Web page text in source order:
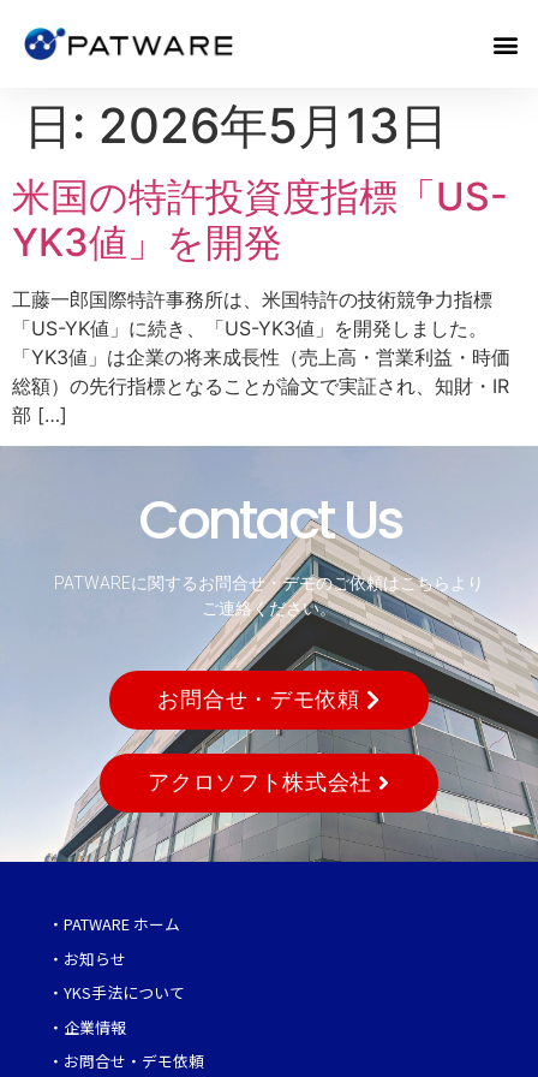
日: 2026年5月13日
米国の特許投資度指標「US-
YK3値」を開発
工藤一郎国際特許事務所は、米国特許の技術競争力指標
「US-YK値」に続き、「US-YK3値」を開発しました。
「YK3値」は企業の将来成長性（売上高・営業利益・時価
総額）の先行指標となることが論文で実証され、知財・IR
部 […]
Contact Us
PATWAREに関するお問合せ・デモのご依頼はこちらより
ご連絡ください。
お問合せ・デモ依頼
アクロソフト株式会社
・ PATWARE ホーム
・ お知らせ
・ YKS手法について
・ 企業情報
・ お問合せ・デモ依頼